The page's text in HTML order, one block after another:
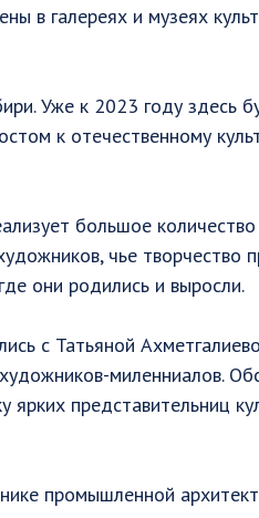
в галереях и музеях
Уже к 2023 году здесь
к отечественному
большое
чье творчество
они родились и выросли.
с Татьяной
миленниалов.
представительниц
промышленной